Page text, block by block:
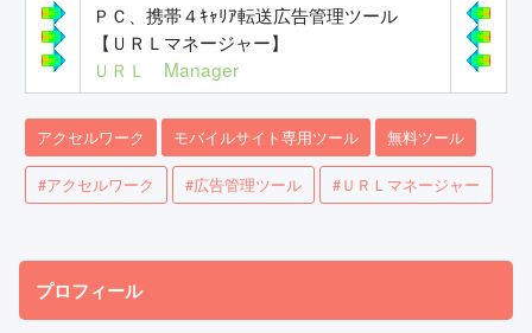
ＰＣ、携帯４ｷｬﾘｱ転送広告管理ツール
【ＵＲＬマネージャー】
ＵＲＬ Manager
アクセルワーク モバイルサイト専用ツール 無料ツール
#アクセルワーク #広告管理ツール #ＵＲＬマネージャー
プロフィール